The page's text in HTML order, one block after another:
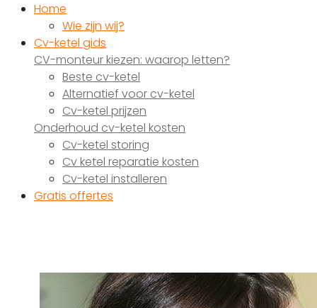
Home
Wie zijn wij?
Cv-ketel gids
CV-monteur kiezen: waarop letten?
Beste cv-ketel
Alternatief voor cv-ketel
Cv-ketel prijzen
Onderhoud cv-ketel kosten
Cv-ketel storing
Cv ketel reparatie kosten
Cv-ketel installeren
Gratis offertes